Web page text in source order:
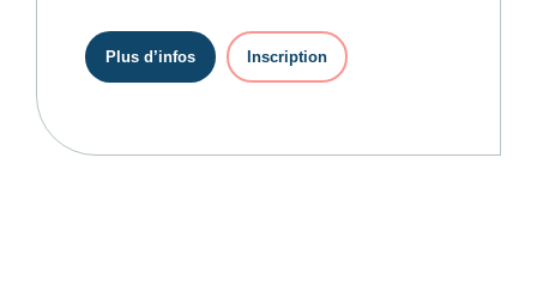
Plus d’infos Inscription